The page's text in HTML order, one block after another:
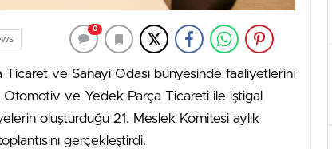
0
Ticaret ve Sanayi Odası bünyesinde faaliyetlerini
ve Yedek Parça Ticareti ile iştigal
oluşturduğu 21. Meslek Komitesi aylık
gerçekleştirdi.